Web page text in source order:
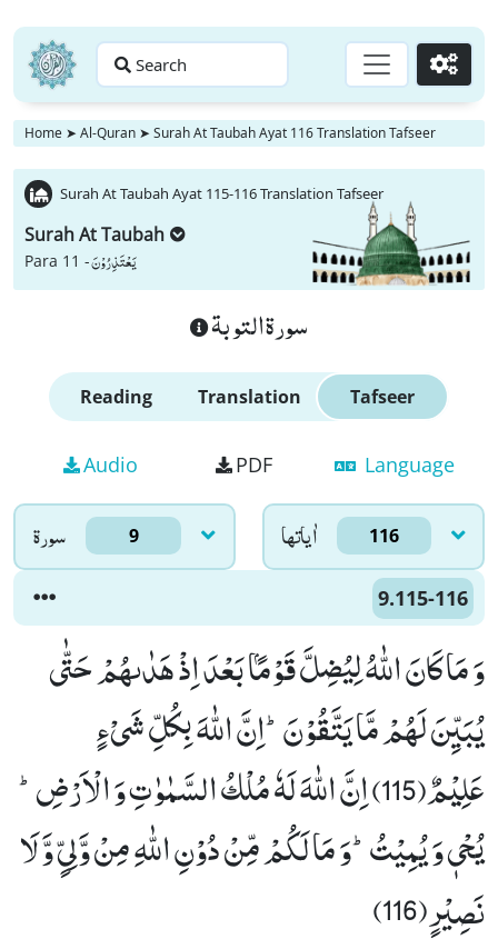
Search Go
Home ➤ Al-Quran ➤ Surah At Taubah Ayat 116 Translation Tafseer
Surah At Taubah Ayat 115-116 Translation Tafseer
Surah At Taubah
Para 11 -یَعْتَذِرُوْنَ
سورة التوبة
Reading Translation Tafseer
Audio PDF Language
سورۃ 9 اٰياتها 116
9.115-116
وَ مَا كَانَ اللّٰهُ لِیُضِلَّ قَوْمًۢا بَعْدَ اِذْ هَدٰىهُمْ حَتّٰى
یُبَیِّنَ لَهُمْ مَّا یَتَّقُوْنَؕ-اِنَّ اللّٰهَ بِكُلِّ شَیْءٍ
عَلِیْمٌ(115) اِنَّ اللّٰهَ لَهٗ مُلْكُ السَّمٰوٰتِ وَ الْاَرْضِؕ-
یُحْیٖ وَ یُمِیْتُؕ-وَ مَا لَكُمْ مِّنْ دُوْنِ اللّٰهِ مِنْ وَّلِیٍّ وَّ لَا
نَصِیْرٍ(116)